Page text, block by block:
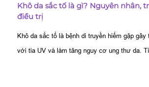
Khô da sắc tố​ là gì? Nguyên nhân,
điều trị
Khô da sắc tố là bệnh di truyền hiếm gặp gây
với tia UV và làm tăng nguy cơ ung thư da.